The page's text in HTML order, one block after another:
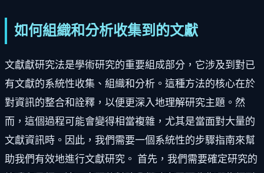
如何組織和分析收集到的文獻
文獻獻研究法是學術研究的重要組成部分，它涉及到對已
有文獻的系統性收集、組織和分析。這種方法的核心在於
對資訊的整合和詮釋，以便更深入地理解研究主題。然
而，這個過程可能會變得相當複雜，尤其是當面對大量的
文獻資訊時。因此，我們需要一個系統性的步驟指南來幫
助我們有效地進行文獻研究。 首先，我們需要確定研究的